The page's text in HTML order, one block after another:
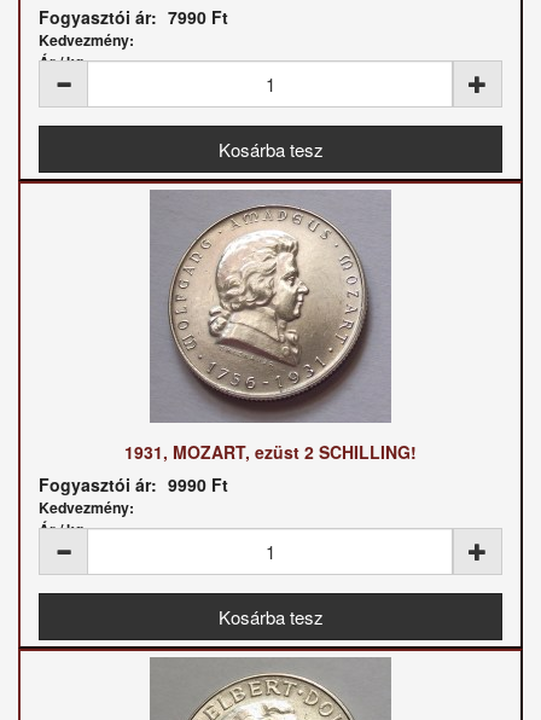
Fogyasztói ár: 7990 Ft
Kedvezmény:
Ár / kg:
1931, MOZART, ezüst 2 SCHILLING!
Fogyasztói ár: 9990 Ft
Kedvezmény:
Ár / kg: